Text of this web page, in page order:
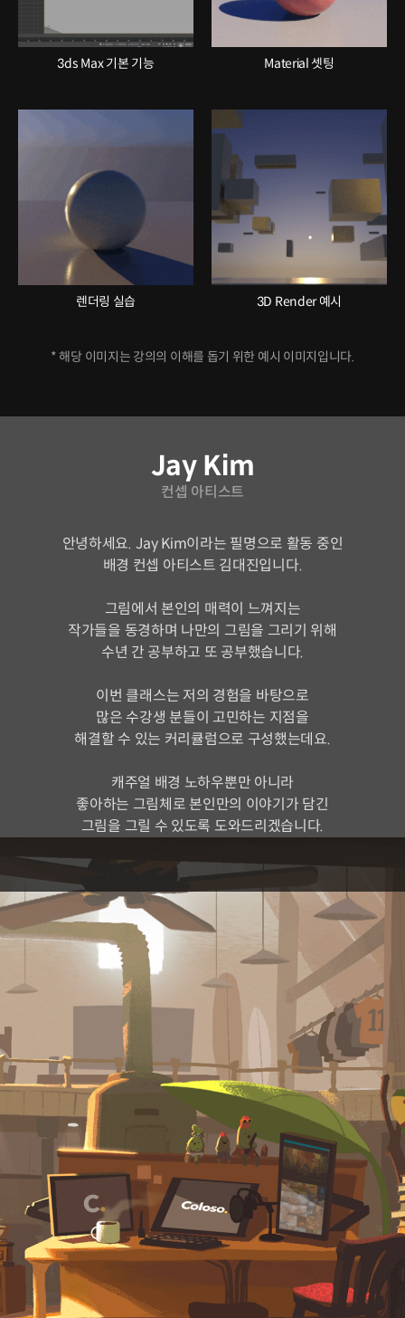
3ds Max 기본 기능 Material 셋팅
렌더링 실습 3D Render 예시
* 해당 이미지는 강의의 이해를 돕기 위한 예시 이미지입니다.
Jay Kim
컨셉 아티스트
안녕하세요. Jay Kim이라는 필명으로 활동 중인
배경 컨셉 아티스트 김대진입니다.
그림에서 본인의 매력이 느껴지는
작가들을 동경하며 나만의 그림을 그리기 위해
수년 간 공부하고 또 공부했습니다.
이번 클래스는 저의 경험을 바탕으로
많은 수강생 분들이 고민하는 지점을
해결할 수 있는 커리큘럼으로 구성했는데요.
캐주얼 배경 노하우뿐만 아니라
좋아하는 그림체로 본인만의 이야기가 담긴
그림을 그릴 수 있도록 도와드리겠습니다.
컨셉 아티스트 Jay Kim
현) 데브시스터즈 아트 디렉터
이력 더보기
네오플 던전앤파이터
네오플 오버킬
넥슨 메이플스토리2
[프로젝트 참여]